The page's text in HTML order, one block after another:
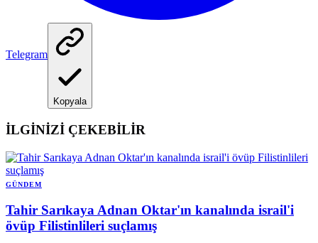
Telegram
Kopyala
İLGİNİZİ ÇEKEBİLİR
GÜNDEM
Tahir Sarıkaya Adnan Oktar'ın kanalında israil'i
övüp Filistinlileri suçlamış